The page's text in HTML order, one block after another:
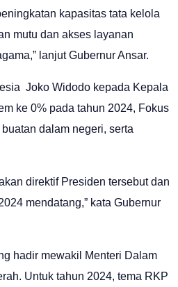
kapasitas tata kelola
mutu dan akses layanan
lanjut Gubernur Ansar.
Joko Widodo kepada Kepala
ke 0% pada tahun 2024, Fokus
dalam negeri, serta
direktif Presiden tersebut dan
mendatang,” kata Gubernur
hadir mewakil Menteri Dalam
Untuk tahun 2024, tema RKP